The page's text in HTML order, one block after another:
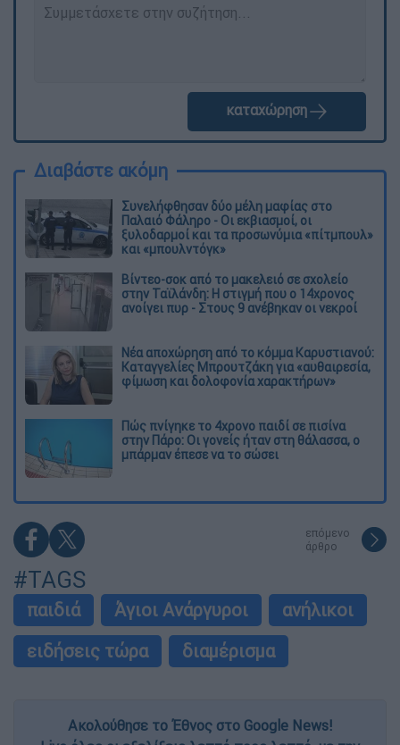
καταχώρηση
Διαβάστε ακόμη
Συνελήφθησαν δύο μέλη μαφίας στο
Παλαιό Φάληρο - Οι εκβιασμοί, οι
ξυλοδαρμοί και τα προσωνύμια «πίτμπουλ»
και «μπουλντόγκ»
Βίντεο-σοκ από το μακελειό σε σχολείο
στην Ταϊλάνδη: Η στιγμή που ο 14χρονος
ανοίγει πυρ - Στους 9 ανέβηκαν οι νεκροί
Νέα αποχώρηση από το κόμμα Καρυστιανού:
Καταγγελίες Μπρουτζάκη για «αυθαιρεσία,
φίμωση και δολοφονία χαρακτήρων»
Πώς πνίγηκε το 4χρονο παιδί σε πισίνα
στην Πάρο: Οι γονείς ήταν στη θάλασσα, ο
μπάρμαν έπεσε να το σώσει
επόμενο
άρθρο
#TAGS
παιδιά Άγιοι Ανάργυροι
ανήλικοι
ειδήσεις τώρα
διαμέρισμα
Ακολούθησε το Έθνος στο Google News!